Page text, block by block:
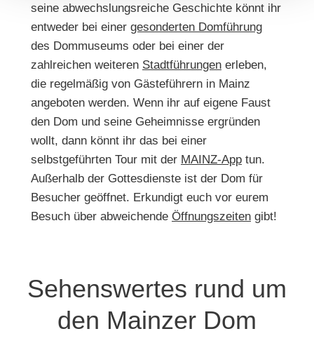
seine abwechslungsreiche Geschichte könnt ihr
entweder bei einer gesonderten Domführung
des Dommuseums oder bei einer der
zahlreichen weiteren Stadtführungen erleben,
die regelmäßig von Gästeführern in Mainz
angeboten werden. Wenn ihr auf eigene Faust
den Dom und seine Geheimnisse ergründen
wollt, dann könnt ihr das bei einer
selbstgeführten Tour mit der MAINZ-App tun.
Außerhalb der Gottesdienste ist der Dom für
Besucher geöffnet. Erkundigt euch vor eurem
Besuch über abweichende Öffnungszeiten gibt!
Sehenswertes rund um
den Mainzer Dom